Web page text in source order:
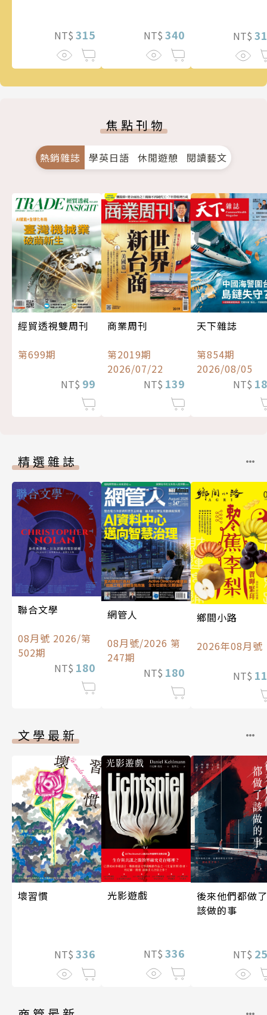
NT$ 315 NT$ 340 NT$
焦點刊物
熱銷雜誌 學英日語 休閒遊憩 閱讀藝文
經貿透視雙周刊
第699期
NT$ 99
商業周刊
第2019期
2026/07/22
NT$ 139
天下雜誌
第854期
2026/08/05
NT$
精選雜誌
聯合文學
08月號 2026/第
502期
NT$ 180
網管人
08月號/2026 第
247期
NT$ 180
鄉間小路
2026年08月號
NT$
文學最新
壞習慣
NT$ 336
光影遊戲
NT$ 336
後來他們都做了
該做的事
NT$